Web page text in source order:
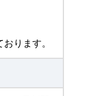
ります。